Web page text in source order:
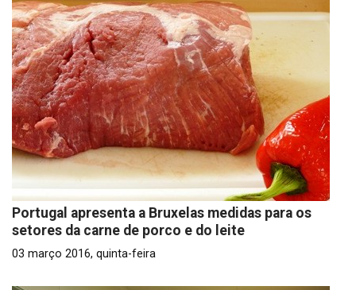
Portugal apresenta a Bruxelas medidas para os
setores da carne de porco e do leite
03 março 2016, quinta-feira